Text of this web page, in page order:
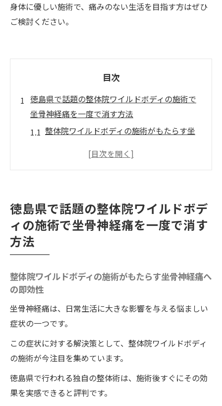
身体に優しい施術で、痛みのない生活を目指す方はぜひ
ご検討ください。
目次
徳島県で話題の整体院ワイルドボディの施術で
坐骨神経痛を一度で消す方法
整体院ワイルドボディの施術がもたらす坐
徳島県で人気の整体院ワイルドボディの施
坐骨神経痛に悩む方が知っておくべき整体
の基礎知識
術の相性を解説
整体を受ける前に知っておくべきポイント
一度の施術で驚きの効果整体院ワイルドボディ
の施術による坐骨神経痛改善
実際に効果を実感した利用者の声
整体院ワイルドボディの技術が坐骨神経痛
を和らげる仕組み
短時間で結果を出せる施術の秘密
坐骨神経痛改善に特化した整体の特長
徳島県で話題の整体院ワイルドボデ
ィの施術で坐骨神経痛を一度で消す
方法
整体院ワイルドボディの施術がもたらす坐骨神経痛へ
の即効性
坐骨神経痛は、日常生活に大きな影響を与える悩ましい
症状の一つです。
この症状に対する解決策として、整体院ワイルドボディ
の施術が今注目を集めています。
徳島県で行われる独自の整体術は、施術後すぐにその効
果を実感できると評判です。